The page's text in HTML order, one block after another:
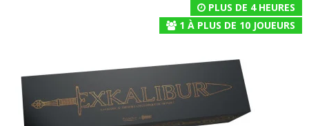
PLUS DE 4 HEURES
1 À PLUS DE 10 JOUEURS